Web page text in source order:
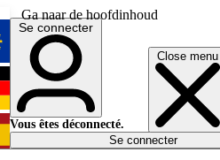
Ga naar de hoofdinhoud
Close menu
English
Deutsch
Español
Se connecter
Vous êtes déconnecté.
Se connecter